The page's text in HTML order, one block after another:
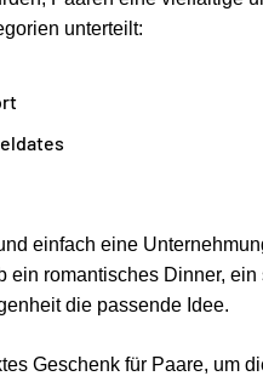
unterteilt:
einfach eine
ein romantisches Dinner,
die passende Idee.
Geschenk für Paare, um